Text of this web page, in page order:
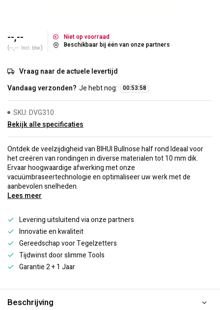
--,--
(--,-- Incl. btw)
Niet op voorraad
Beschikbaar bij één van onze partners
Vraag naar de actuele levertijd
Vandaag verzonden? Je hebt nog: 00:53:58
SKU: DVG310
Bekijk alle specificaties
Ontdek de veelzijdigheid van BIHUI Bullnose half rond Ideaal voor
het creëren van rondingen in diverse materialen tot 10 mm dik.
Ervaar hoogwaardige afwerking met onze
vacuümbraseertechnologie en optimaliseer uw werk met de
aanbevolen snelheden.
Lees meer
Levering uitsluitend via onze partners
Innovatie en kwaliteit
Gereedschap voor Tegelzetters
Tijdwinst door slimme Tools
Garantie 2 + 1 Jaar
Beschrijving